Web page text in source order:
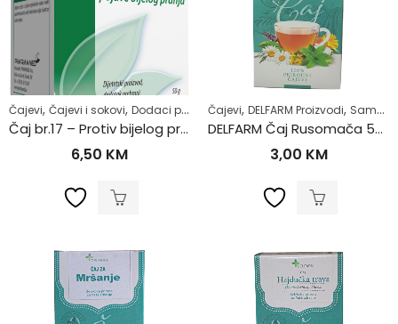
Čajevi, Čajevi i sokovi, Dodaci prehrani ,Samoliječenje,Zdrav život,
Čaj br.17 – Protiv bijelog pranja 50g
6,50 KM
Čajevi, DELFARM Proizvodi, Samoliječenje
DELFARM Čaj Rusomača 50g
3,00 KM